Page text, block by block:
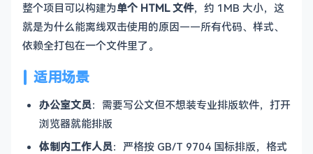
整个项目可以构建为单个 HTML 文件，约 1MB 大小，这
就是为什么能离线双击使用的原因——所有代码、样式、
依赖全打包在一个文件里了。
适用场景
办公室文员：需要写公文但不想装专业排版软件，打开
浏览器就能排版
体制内工作人员：严格按 GB/T 9704 国标排版，格式